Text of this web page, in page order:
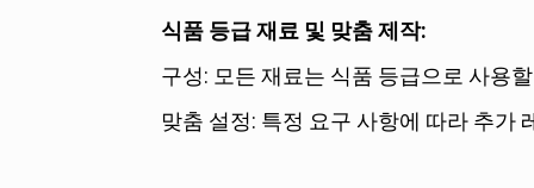
식품 등급 재료 및 맞춤 제작:
구성: 모든 재료는 식품 등급으로 사용
맞춤 설정: 특정 요구 사항에 따라 추가